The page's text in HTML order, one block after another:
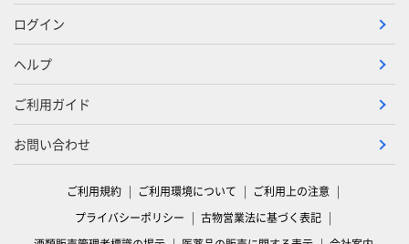
ログイン
ヘルプ
ご利用ガイド
お問い合わせ
ご利用規約 ご利用環境について
ご利用上の注意
プライバシーポリシー
古物営業法に基づく表記